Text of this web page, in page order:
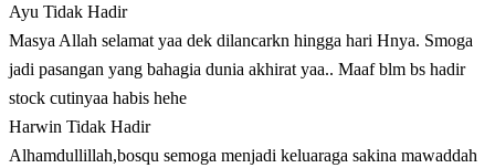
Ayu Tidak Hadir
Masya Allah selamat yaa dek dilancarkn hingga hari Hnya. Smoga
jadi pasangan yang bahagia dunia akhirat yaa.. Maaf blm bs hadir
stock cutinyaa habis hehe
Harwin Tidak Hadir
Alhamdullillah,bosqu semoga menjadi keluaraga sakina mawaddah